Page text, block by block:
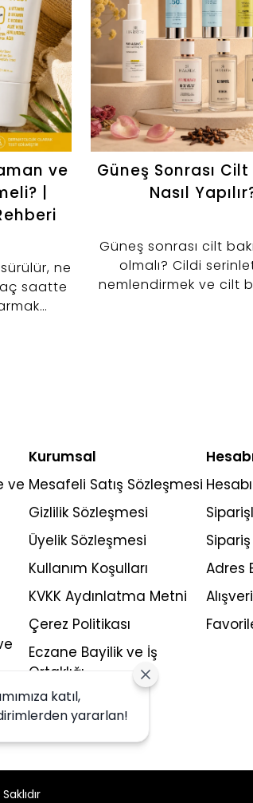
ve
|
ne
saatte
Güneş Sonrası Cilt
Nasıl
Güneş sonrası cilt
olmalı? Cildi
nemlendirmek ve cilt
ve
Kurumsal
Mesafeli Satış Sözleşmesi
Gizlilik Sözleşmesi
Üyelik Sözleşmesi
Kullanım Koşulları
KVKK Aydınlatma Metni
Çerez Politikası
Eczane Bayilik ve İş
Ortaklığı
Adres
katıl,
yararlan!